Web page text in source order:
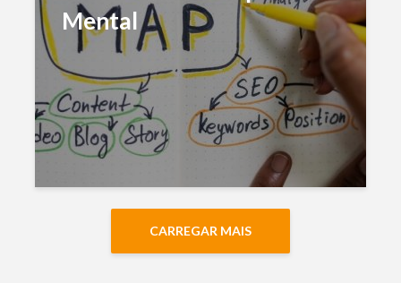
Mental
CARREGAR MAIS